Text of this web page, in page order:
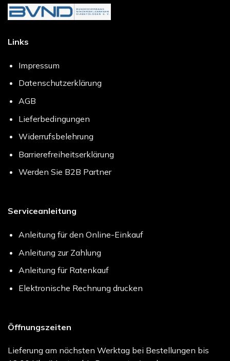
Links
Impressum
Datenschutzerklärung
AGB
Lieferbedingungen
Widerrufsbelehrung
Barrierefreiheitserklärung
Werden Sie B2B Partner
Serviceanleitung
Anleitung für den Online-Einkauf
Anleitung zur Zahlung
Anleitung für Ratenkauf
Elektronische Rechnung drucken
Öffnungszeiten
Lieferung am nächsten Werktag bei Bestellungen bis